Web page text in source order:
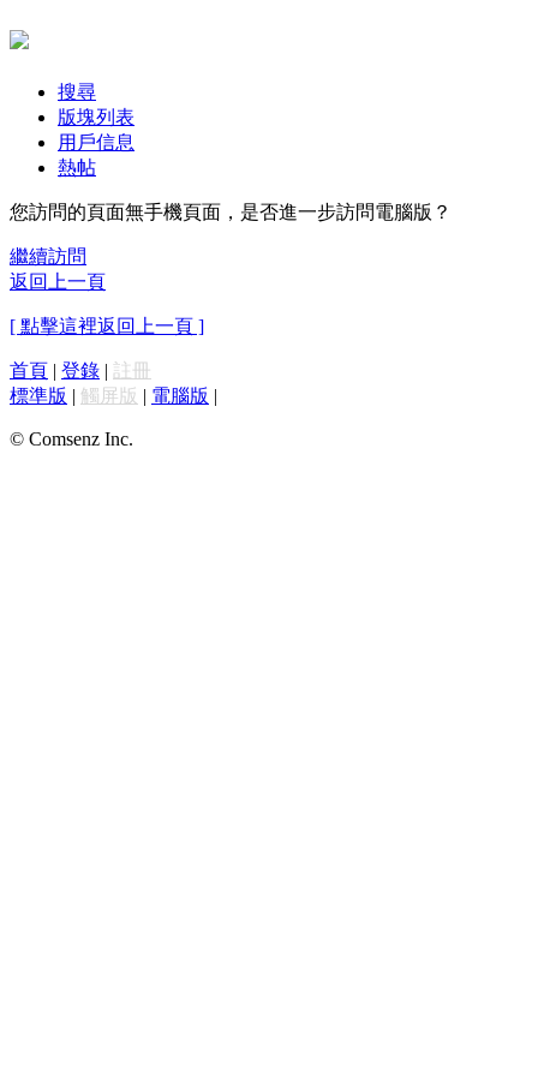
搜尋
版塊列表
用戶信息
熱帖
您訪問的頁面無手機頁面，是否進一步訪問電腦版？
繼續訪問
返回上一頁
[ 點擊這裡返回上一頁 ]
首頁 | 登錄 | 註冊
標準版 | 觸屏版 | 電腦版 |
© Comsenz Inc.